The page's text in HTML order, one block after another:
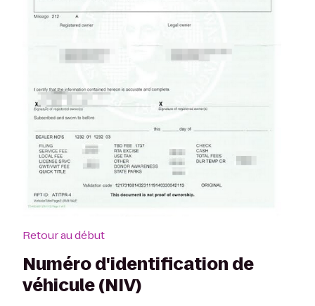
Retour au début
Numéro d'identification de
véhicule (NIV)